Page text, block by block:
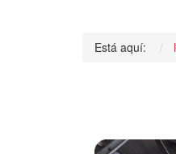
Está aquí: